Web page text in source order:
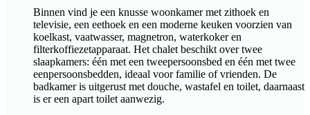
Binnen vind je een knusse woonkamer met zithoek en
televisie, een eethoek en een moderne keuken voorzien van
koelkast, vaatwasser, magnetron, waterkoker en
filterkoffiezetapparaat. Het chalet beschikt over twee
slaapkamers: één met een tweepersoonsbed en één met twee
eenpersoonsbedden, ideaal voor familie of vrienden. De
badkamer is uitgerust met douche, wastafel en toilet, daarnaast
is er een apart toilet aanwezig.